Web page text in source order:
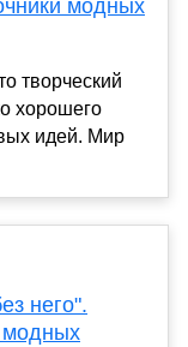
модных
творческий
хорошего
идей. Мир
него".
модных